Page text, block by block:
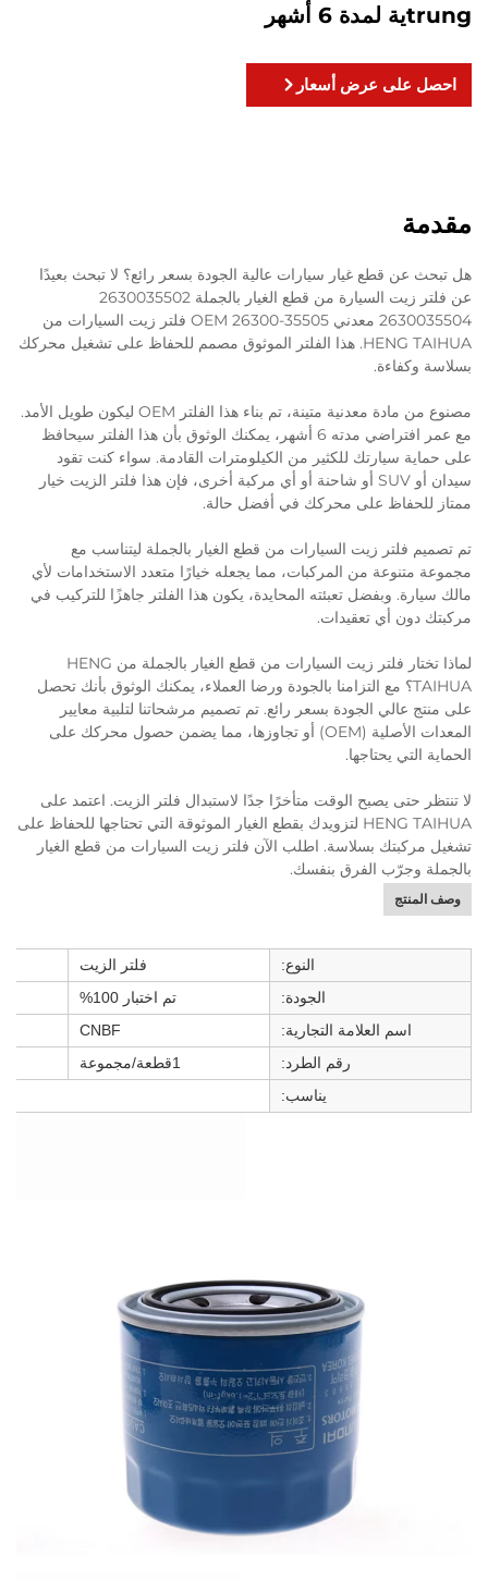
trungية لمدة 6 أشهر
احصل على عرض أسعار
مقدمة
هل تبحث عن قطع غيار سيارات عالية الجودة بسعر رائع؟ لا تبحث بعيدًا
عن فلتر زيت السيارة من قطع الغيار بالجملة 2630035502
2630035504 معدني OEM 26300-35505 فلتر زيت السيارات من
HENG TAIHUA. هذا الفلتر الموثوق مصمم للحفاظ على تشغيل محركك
بسلاسة وكفاءة.
مصنوع من مادة معدنية متينة، تم بناء هذا الفلتر OEM ليكون طويل الأمد.
مع عمر افتراضي مدته 6 أشهر، يمكنك الوثوق بأن هذا الفلتر سيحافظ
على حماية سيارتك للكثير من الكيلومترات القادمة. سواء كنت تقود
سيدان أو SUV أو شاحنة أو أي مركبة أخرى، فإن هذا فلتر الزيت خيار
ممتاز للحفاظ على محركك في أفضل حالة.
تم تصميم فلتر زيت السيارات من قطع الغيار بالجملة ليتناسب مع
مجموعة متنوعة من المركبات، مما يجعله خيارًا متعدد الاستخدامات لأي
مالك سيارة. وبفضل تعبئته المحايدة، يكون هذا الفلتر جاهزًا للتركيب في
مركبتك دون أي تعقيدات.
لماذا تختار فلتر زيت السيارات من قطع الغيار بالجملة من HENG
TAIHUA؟ مع التزامنا بالجودة ورضا العملاء، يمكنك الوثوق بأنك تحصل
على منتج عالي الجودة بسعر رائع. تم تصميم مرشحاتنا لتلبية معايير
المعدات الأصلية (OEM) أو تجاوزها، مما يضمن حصول محركك على
الحماية التي يحتاجها.
لا تنتظر حتى يصبح الوقت متأخرًا جدًا لاستبدال فلتر الزيت. اعتمد على
HENG TAIHUA لتزويدك بقطع الغيار الموثوقة التي تحتاجها للحفاظ على
تشغيل مركبتك بسلاسة. اطلب الآن فلتر زيت السيارات من قطع الغيار
بالجملة وجرّب الفرق بنفسك.
وصف المنتج
النوع:
فلتر الزيت
الجودة:
تم اختبار 100%
اسم العلامة التجارية:
CNBF
رقم الطرد:
1قطعة/مجموعة
يناسب: